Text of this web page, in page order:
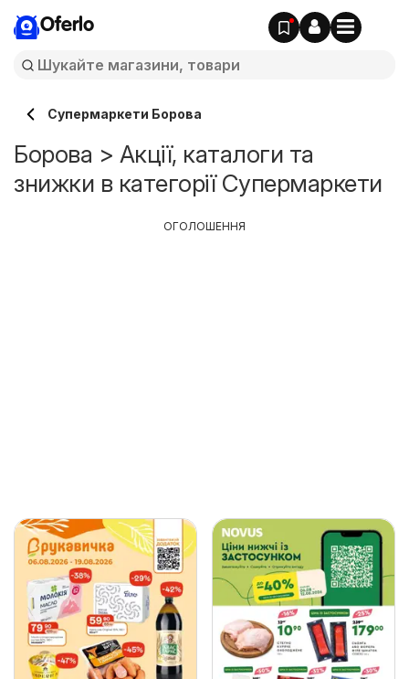
Oferlo
Супермаркети Борова
Борова > Акції, каталоги та
знижки в категорії Супермаркети
ОГОЛОШЕННЯ